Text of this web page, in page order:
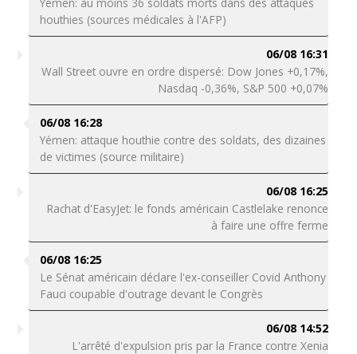
houthies (sources médicales à l'AFP)
06/08 16:31
Wall Street ouvre en ordre dispersé: Dow Jones +0,17%,
Nasdaq -0,36%, S&P 500 +0,07%
06/08 16:28
Yémen: attaque houthie contre des soldats, des dizaines
de victimes (source militaire)
06/08 16:25
Rachat d'EasyJet: le fonds américain Castlelake renonce
à faire une offre ferme
06/08 16:25
Le Sénat américain déclare l'ex-conseiller Covid Anthony
Fauci coupable d'outrage devant le Congrès
06/08 14:52
L'arrêté d'expulsion pris par la France contre Xenia